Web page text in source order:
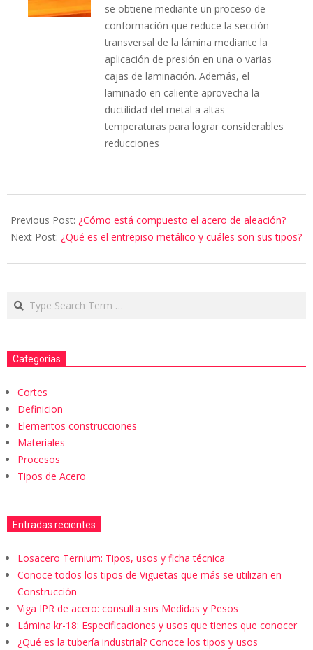
se obtiene mediante un proceso de
conformación que reduce la sección
transversal de la lámina mediante la
aplicación de presión en una o varias
cajas de laminación. Además, el
laminado en caliente aprovecha la
ductilidad del metal a altas
temperaturas para lograr considerables
reducciones
Previous Post: ¿Cómo está compuesto el acero de aleación?
Next Post: ¿Qué es el entrepiso metálico y cuáles son sus tipos?
Categorías
Cortes
Definicion
Elementos construcciones
Materiales
Procesos
Tipos de Acero
Entradas recientes
Losacero Ternium: Tipos, usos y ficha técnica
Conoce todos los tipos de Viguetas que más se utilizan en
Construcción
Viga IPR de acero: consulta sus Medidas y Pesos
Lámina kr-18: Especificaciones y usos que tienes que conocer
¿Qué es la tubería industrial? Conoce los tipos y usos